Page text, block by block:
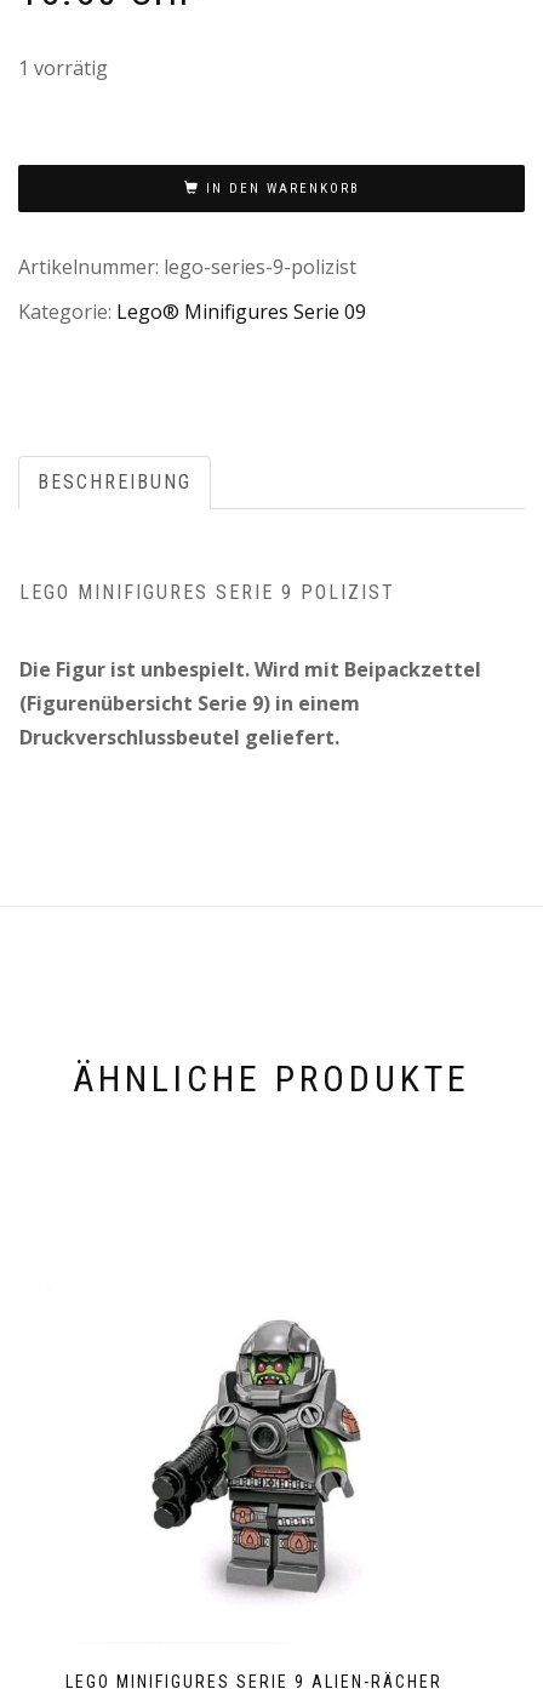
1 vorrätig
IN DEN WARENKORB
Artikelnummer: lego-series-9-polizist
Kategorie: Lego® Minifigures Serie 09
BESCHREIBUNG
LEGO MINIFIGURES SERIE 9 POLIZIST
Die Figur ist unbespielt. Wird mit Beipackzettel
(Figurenübersicht Serie 9) in einem
Druckverschlussbeutel geliefert.
ÄHNLICHE PRODUKTE
LEGO MINIFIGURES SERIE 9 ALIEN-RÄCHER